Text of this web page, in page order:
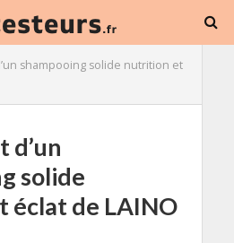
shampooing solide nutrition et
d’un
solide
éclat de LAINO